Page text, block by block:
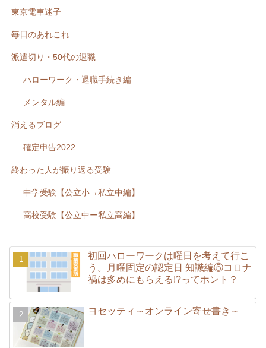
東京電車迷子
毎日のあれこれ
派遣切り・50代の退職
ハローワーク・退職手続き編
メンタル編
消えるブログ
確定申告2022
終わった人が振り返る受験
中学受験【公立小→私立中編】
高校受験【公立中ー私立高編】
初回ハローワークは曜日を考えて行こ
う。月曜固定の認定日 知識編⑤コロナ
禍は多めにもらえる!?ってホント？
ヨセッティ～オンライン寄せ書き～